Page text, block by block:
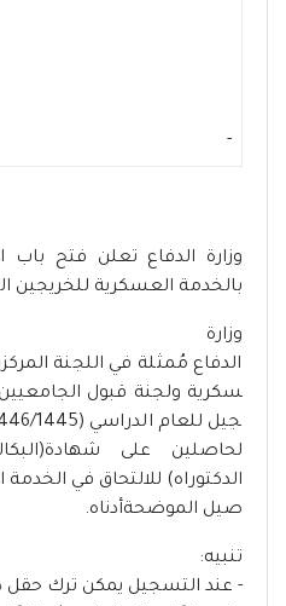
-
وزارة الدفاع تعلن فتح باب
بالخدمة العسكرية للخريجين
وزارة
الدفاع مُمثلة في اللجنة
سكرية ولجنة قبول
لحاصلين على
الدكتوراه) للالتحاق في
صيل الموضحةأدناه.
تنبيه:
- عند التسجيل يمكن ترك حقل